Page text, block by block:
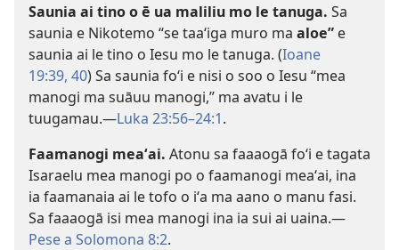
Saunia ai tino o ē ua maliliu mo le tanuga. Sa
saunia e Nikotemo “se taaʻiga muro ma aloe” e
saunia ai le tino o Iesu mo le tanuga. (Ioane
19:39, 40) Sa saunia foʻi e nisi o soo o Iesu “mea
manogi ma suāuu manogi,” ma avatu i le
tuugamau.—Luka 23:56–24:1.
Faamanogi meaʻai. Atonu sa faaaogā foʻi e tagata
Isaraelu mea manogi po o faamanogi meaʻai, ina
ia faamanaia ai le tofo o iʻa ma aano o manu fasi.
Sa faaaogā isi mea manogi ina ia sui ai uaina.​—
Pese a Solomona 8:2.